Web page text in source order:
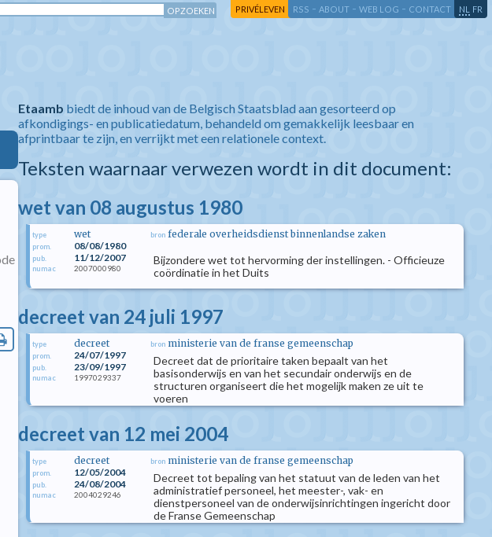
PRIVÉLEVEN RSS - ABOUT - WEB LOG - CONTACT NL FR
Etaamb biedt de inhoud van de Belgisch Staatsblad aan gesorteerd op
afkondigings- en publicatiedatum, behandeld om gemakkelijk leesbaar en
afprintbaar te zijn, en verrijkt met een relationele context.
Teksten waarnaar verwezen wordt in dit document:
wet van 08 augustus 1980
type wet
prom. 08/08/1980
pub. 11/12/2007
numac 2007000980
bron federale overheidsdienst binnenlandse zaken
Bijzondere wet tot hervorming der instellingen. - Officieuze
coördinatie in het Duits
decreet van 24 juli 1997
type decreet
prom. 24/07/1997
pub. 23/09/1997
numac 1997029337
bron ministerie van de franse gemeenschap
Decreet dat de prioritaire taken bepaalt van het
basisonderwijs en van het secundair onderwijs en de
structuren organiseert die het mogelijk maken ze uit te
voeren
decreet van 12 mei 2004
type decreet
prom. 12/05/2004
pub. 24/08/2004
numac 2004029246
bron ministerie van de franse gemeenschap
Decreet tot bepaling van het statuut van de leden van het
administratief personeel, het meester-, vak- en
dienstpersoneel van de onderwijsinrichtingen ingericht door
de Franse Gemeenschap